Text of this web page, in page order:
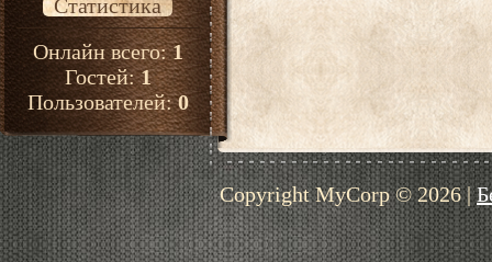
Статистика
Онлайн всего:1
Гостей:1
Пользователей:0
Copyright MyCorp © 2026|